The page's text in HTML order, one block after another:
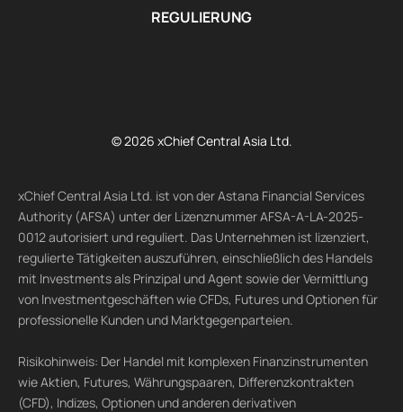
REGULIERUNG
© 2026 xChief Central Asia Ltd.
xChief Central Asia Ltd. ist von der Astana Financial Services
Authority (AFSA) unter der Lizenznummer AFSA-A-LA-2025-
0012 autorisiert und reguliert. Das Unternehmen ist lizenziert,
regulierte Tätigkeiten auszuführen, einschließlich des Handels
mit Investments als Prinzipal und Agent sowie der Vermittlung
von Investmentgeschäften wie CFDs, Futures und Optionen für
professionelle Kunden und Marktgegenparteien.
Risikohinweis: Der Handel mit komplexen Finanzinstrumenten
wie Aktien, Futures, Währungspaaren, Differenzkontrakten
(CFD), Indizes, Optionen und anderen derivativen